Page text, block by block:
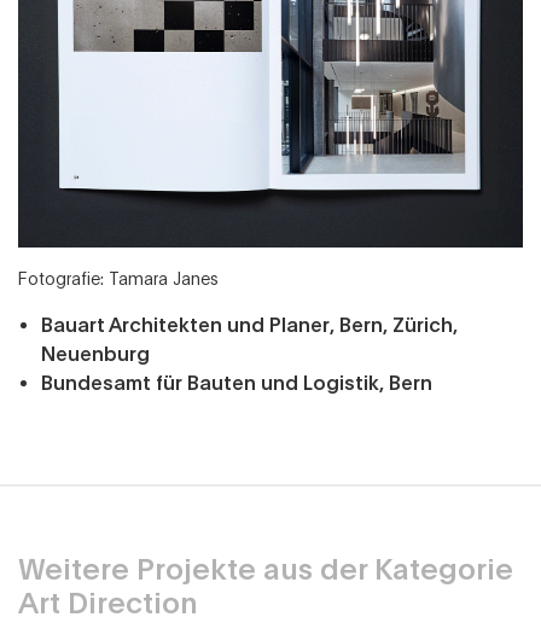
Fotografie: Tamara Janes
Bauart Architekten und Planer, Bern, Zürich,
Neuenburg
Bundesamt für Bauten und Logistik, Bern
Weitere Projekte aus der Kategorie
Art Direction